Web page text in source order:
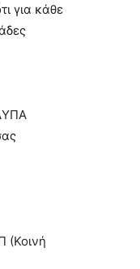
για κάθε
(Κοινή